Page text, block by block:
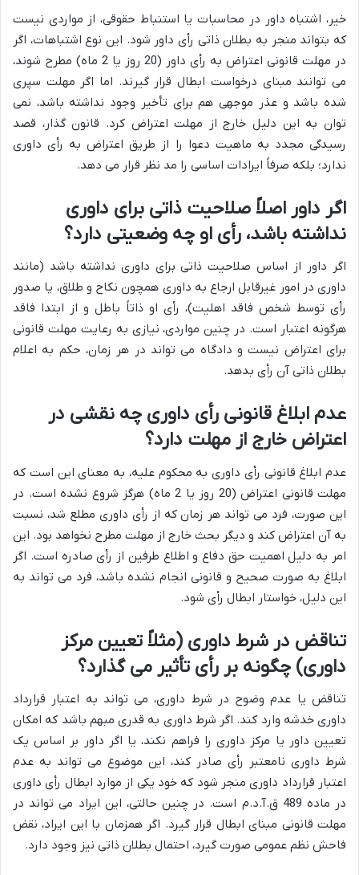
خیر، اشتباه داور در محاسبات یا استنباط حقوقی، از مواردی نیست
که بتواند منجر به بطلان ذاتی رأی داور شود. این نوع اشتباهات، اگر
در مهلت قانونی اعتراض به رأی داور (20 روز یا 2 ماه) مطرح شوند،
می توانند مبنای درخواست ابطال قرار گیرند. اما اگر مهلت سپری
شده باشد و عذر موجهی هم برای تأخیر وجود نداشته باشد، نمی
توان به این دلیل خارج از مهلت اعتراض کرد. قانون گذار، قصد
رسیدگی مجدد به ماهیت دعوا را از طریق اعتراض به رأی داوری
ندارد؛ بلکه صرفاً ایرادات اساسی را مد نظر قرار می دهد.
اگر داور اصلاً صلاحیت ذاتی برای داوری
نداشته باشد، رأی او چه وضعیتی دارد؟
اگر داور از اساس صلاحیت ذاتی برای داوری نداشته باشد (مانند
داوری در امور غیرقابل ارجاع به داوری همچون نکاح و طلاق، یا صدور
رأی توسط شخص فاقد اهلیت)، رأی او ذاتاً باطل و از ابتدا فاقد
هرگونه اعتبار است. در چنین مواردی، نیازی به رعایت مهلت قانونی
برای اعتراض نیست و دادگاه می تواند در هر زمان، حکم به اعلام
بطلان ذاتی آن رأی بدهد.
عدم ابلاغ قانونی رأی داوری چه نقشی در
اعتراض خارج از مهلت دارد؟
عدم ابلاغ قانونی رأی داوری به محکوم علیه، به معنای این است که
مهلت قانونی اعتراض (20 روز یا 2 ماه) هرگز شروع نشده است. در
این صورت، فرد می تواند هر زمان که از رأی داوری مطلع شد، نسبت
به آن اعتراض کند و دیگر بحث خارج از مهلت مطرح نخواهد بود. این
امر به دلیل اهمیت حق دفاع و اطلاع طرفین از رأی صادره است. اگر
ابلاغ به صورت صحیح و قانونی انجام نشده باشد، فرد می تواند به
این دلیل، خواستار ابطال رأی شود.
تناقض در شرط داوری (مثلاً تعیین مرکز
داوری) چگونه بر رأی تأثیر می گذارد؟
تناقض یا عدم وضوح در شرط داوری، می تواند به اعتبار قرارداد
داوری خدشه وارد کند. اگر شرط داوری به قدری مبهم باشد که امکان
تعیین داور یا مرکز داوری را فراهم نکند، یا اگر داور بر اساس یک
شرط داوری نامعتبر رأی صادر کند، این موضوع می تواند به عدم
اعتبار قرارداد داوری منجر شود که خود یکی از موارد ابطال رأی داوری
در ماده 489 ق.آ.د.م است. در چنین حالتی، این ایراد می تواند در
مهلت قانونی مبنای ابطال قرار گیرد. اگر همزمان با این ایراد، نقض
فاحش نظم عمومی صورت گیرد، احتمال بطلان ذاتی نیز وجود دارد.